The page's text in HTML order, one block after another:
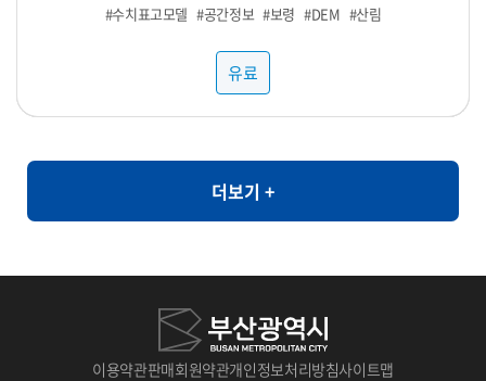
(과일, 채소) 구매가 포함된 영수증 RAW DATA로, 바스켓 분석 등에
#농산물 #대형마트 #영수증 #과일 #채소
유료
#샘플3 #카드 #샘플1 #샘플2 #샘플4
유료
#샘플1 #샘플4 #영수증 #샘플3 #샘플2
유료
찌개, 된장찌개, 삼계탕 설렁탕, 짜장면, 짬뽕, 칼국수 ▷ 카페 : 바닐
라라떼(HOT), 바닐라라떼(ICE), 스무디, 아메리카노(HOT), 아메
리카노(ICE), 에이드, 카라멜마끼아또(HOT), 카라멜마끼아또
(ICE) ▷ 분식 : 김밥(야채), 김밥(참치), 김밥(치즈), 돈까스, 떡볶이,
#외식 #샘플2 #물가 #샘플1 #샘플3
유료
니고 있어 임상 연구 및 의료 알고리즘 개발에 적합합니다. 본 데이터
셋은 개인정보 보호 및 연구 목적을 위해 합성데이터(Synthetic
Data) 기법을 기반으로 생성되었습니다. 합성데이터는 실제 데이터
운 분석이 가능하도록 설계되었습니다. 특히 의료/보건/사회 데이터
와 같이 민감한 정보의 활용도가 제한되는 환경에서도 안전하게 고품
질의 데이터 분석을 지원할 수 있습니다. [개요] - 한국인의 자가 정신
유형 코드 - 자기진단 우울 - 자기진단 불안 - 자기진단 스트레스 - 자
기진단 외상후점수 - 상담사 진단 우울 - 상담사 진단 불안 - 상담사 진
#PTSD #스트레스 #우울 #불안 #합성데이터 #정신건강
유료
예제 : 각종 GIS시스템 및 서비스 구축 *제한: 본자료는 민간 대상 공
개제한자료로서 민간에 제공할 수 없습니다. *국가공간정보기본법
에 따른 비공개 데이터이므로 민간에게는 판매할 수 없습니다. 공공
#수치표고모델 #공간정보 #보령 #DEM #산림
유료
더보기 +
이용약관판매회원약관개인정보처리방침사이트맵